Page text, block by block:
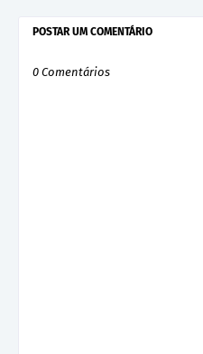
POSTAR UM COMENTÁRIO
0 Comentários